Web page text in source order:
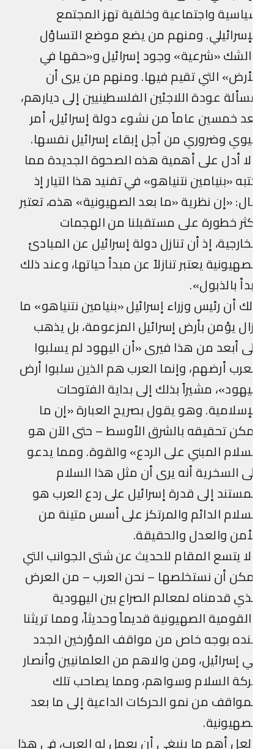
واجتماعية وخلقية تهز المجتمع
ومنهم من يضع موضع التساؤل
«شرعية» وجود إسرائيل و«حقها في
التي تقيم فيها. ومنهم من يرى أن
عودة اللاجئين الفلسطينيين إلى ديارهم،
خمسين عاماً من نشوء دولة إسرائيل، أمر
وضروري من أجل إبقاء إسرائيل نفسها.
أدل على أهمية هذه الصحوة الجديدة مما
«بنيامين نتنياهو» في تفنيد هذا التيار إذ
«إن نظرية «ما بعد الصهيونية» هذه، تعتبر
خطورة على مستقبلنا من الهجمات
إذ أن تنازل دولة إسرائيل عن المبادئ
يعتبر تنازلاً عن مبدأ حياتها، وعند ذلك
بالذبول».
أن رئيس وزراء إسرائيل «بنيامين نتنياهو» ما
يؤمن بأرض إسرائيل المزعومة، بل يذهب
أبعد من هذا فيرى «أن اليهود لم يسلبوا
أرضهم، وإنما العرب هم الذين سلبوا أرض
مشيراً بذلك إلى بداية الفتوحات
وهو يقول بصريح العبارة «إن ما
تحقيقه بالشرق الأوسط – حتى الآن هو
المبني على الردع» والقوة. ومما يدعو
السخرية أنه يرى أن مثل هذا السلام
إلى قدرة إسرائيل على ردع العرب هو
الدائم والمرتكز على أسس متينة من
والعدل والحقيقة.
يتسع المقام للحديث عن شتى الجوانب التي
أن نستخلصها – نحن العرب – من العرض
قدمناه لمعالم الصراع بين اليهودية
الصهيونية قديماً وحديثاً، ومما تريثنا
بوجه خاص من مواقف المؤرخين الجدد
إسرائيل، ومن والاهم من العلمانيين وأنصار
السلام وسواهم، ومما يصاحب تلك
من نمو الحركات الداعية إلى ما بعد
أهم ما ينبغي أن يعمل له العرب، في هذا